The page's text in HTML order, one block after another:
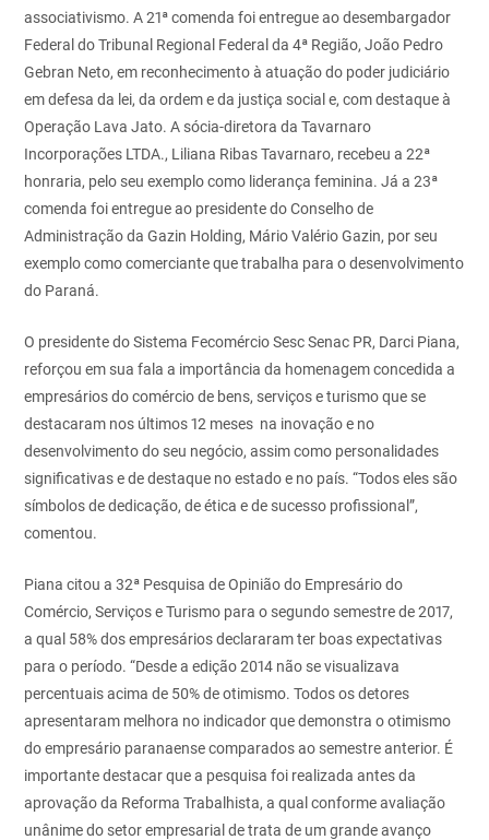
associativismo. A 21ªcomenda foi entregue ao desembargador
Federal do Tribunal Regional Federal da 4ª Região, João Pedro
Gebran Neto, em reconhecimento à atuação do poder judiciário
em defesa da lei, da ordem e da justiça social e, com destaque à
Operação Lava Jato. A sócia-diretora da Tavarnaro
Incorporações LTDA., Liliana Ribas Tavarnaro, recebeu a 22ª
honraria, pelo seu exemplo como liderança feminina. Já a 23ª
comenda foi entregue ao presidente do Conselho de
Administração da Gazin Holding, Mário Valério Gazin, por seu
exemplo como comerciante que trabalha para o desenvolvimento
do Paraná.
O presidente do Sistema Fecomércio Sesc Senac PR, Darci Piana,
reforçou em sua fala a importância da homenagemconcedida a
empresários do comércio de bens, serviços e turismo que se
destacaram nos últimos 12 meses na inovação e no
desenvolvimento do seu negócio, assim como personalidades
significativas e de destaque no estado e no país. “Todos eles são
símbolos de dedicação, de ética e de sucesso profissional”,
comentou.
Piana citou a 32ª Pesquisa de Opinião do Empresário do
Comércio, Serviços e Turismo para o segundo semestre de 2017,
a qual 58% dos empresários declararam ter boas expectativas
para o período. “Desde a edição 2014 não se visualizava
percentuais acima de 50% de otimismo. Todos os detores
apresentaram melhora no indicador que demonstra o otimismo
do empresário paranaense comparados ao semestre anterior. É
importante destacar que a pesquisa foi realizada antes da
aprovação da Reforma Trabalhista, a qual conforme avaliação
unânime do setor empresarial de trata de um grande avanço